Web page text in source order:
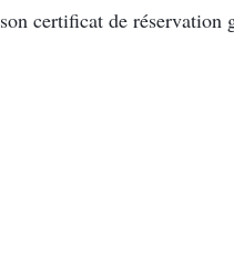
son certificat de réservation